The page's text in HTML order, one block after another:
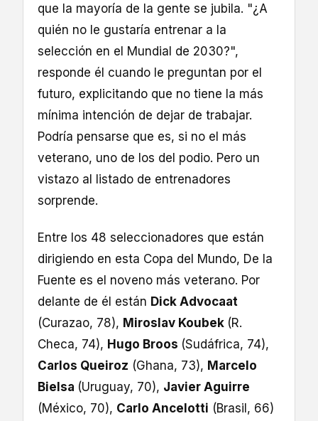
que la mayoría de la gente se jubila. "¿A
quién no le gustaría entrenar a la
selección en el Mundial de 2030?",
responde él cuando le preguntan por el
futuro, explicitando que no tiene la más
mínima intención de dejar de trabajar.
Podría pensarse que es, si no el más
veterano, uno de los del podio. Pero un
vistazo al listado de entrenadores
sorprende.
Entre los 48 seleccionadores que están
dirigiendo en esta Copa del Mundo, De la
Fuente es el noveno más veterano. Por
delante de él están Dick Advocaat
(Curazao, 78), Miroslav Koubek (R.
Checa, 74), Hugo Broos (Sudáfrica, 74),
Carlos Queiroz (Ghana, 73), Marcelo
Bielsa (Uruguay, 70), Javier Aguirre
(México, 70), Carlo Ancelotti (Brasil, 66)